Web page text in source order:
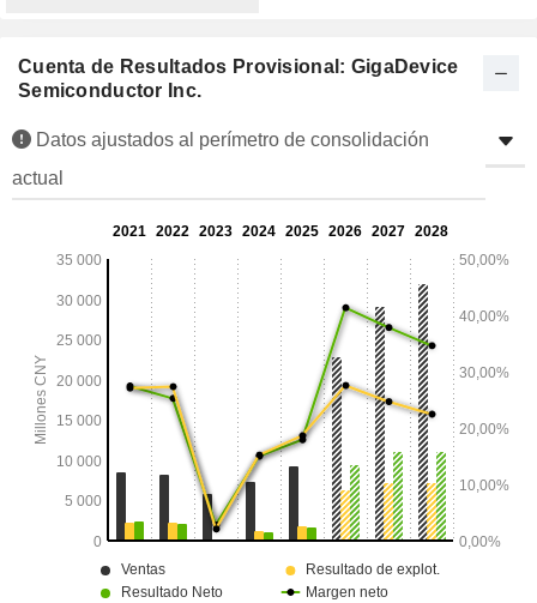
Cuenta de Resultados Provisional: GigaDevice
Semiconductor Inc.
Datos ajustados al perímetro de consolidación
actual